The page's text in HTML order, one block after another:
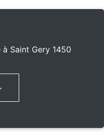
Saint Gery 1450